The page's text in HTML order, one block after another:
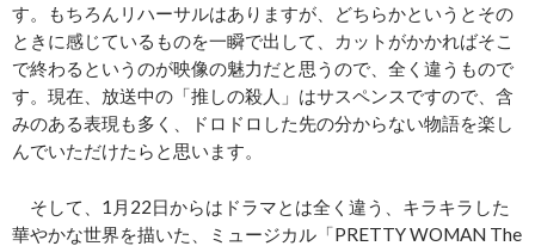
す。もちろんリハーサルはありますが、どちらかというとその
ときに感じているものを一瞬で出して、カットがかかればそこ
で終わるというのが映像の魅力だと思うので、全く違うもので
す。現在、放送中の「推しの殺人」はサスペンスですので、含
みのある表現も多く、ドロドロした先の分からない物語を楽し
んでいただけたらと思います。
そして、1月22日からはドラマとは全く違う、キラキラした
華やかな世界を描いた、ミュージカル「PRETTY WOMAN The